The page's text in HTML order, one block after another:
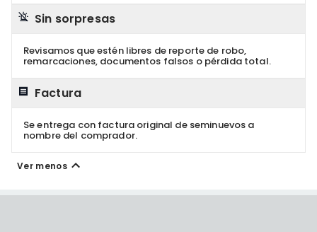
Sin sorpresas
Revisamos que estén libres de reporte de robo,
remarcaciones, documentos falsos o pérdida total.
Factura
Se entrega con factura original de seminuevos a
nombre del comprador.
Ver menos